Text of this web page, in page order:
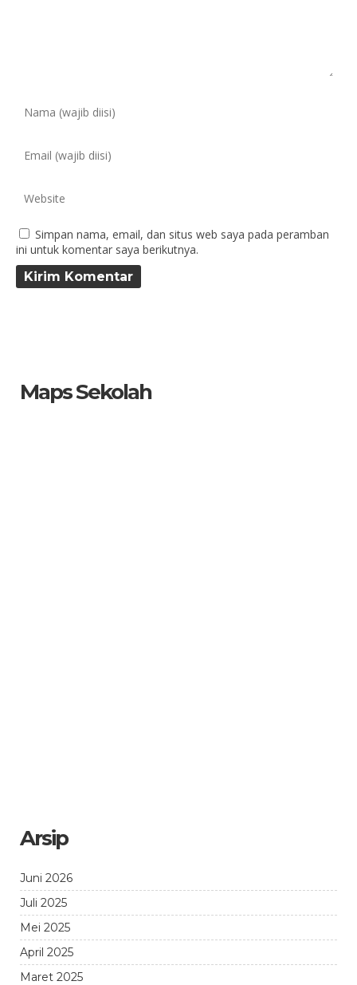
Simpan nama, email, dan situs web saya pada peramban
ini untuk komentar saya berikutnya.
Maps Sekolah
Arsip
Juni 2026
Juli 2025
Mei 2025
April 2025
Maret 2025